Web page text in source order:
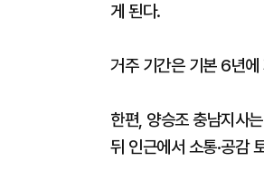
게 된다.
거주 기간은 기본 6년
한편, 양승조 충남지사
뒤 인근에서 소통·공감